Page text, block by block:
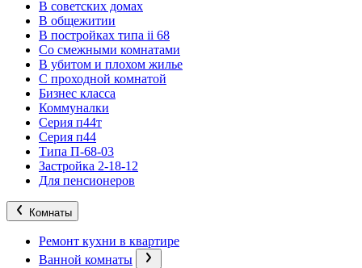
В советских домах
В общежитии
В постройках типа ii 68
Со смежными комнатами
В убитом и плохом жилье
С проходной комнатой
Бизнес класса
Коммуналки
Серия п44т
Серия п44
Типа П-68-03
Застройка 2-18-12
Для пенсионеров
Комнаты
Ремонт кухни в квартире
Ванной комнаты